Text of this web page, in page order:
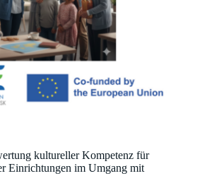
kultureller Kompetenz für
Einrichtungen im Umgang mit